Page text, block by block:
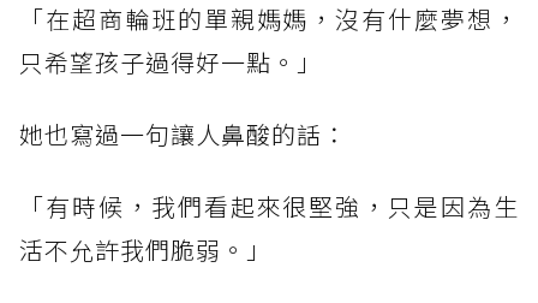
「在超商輪班的單親媽媽，沒有什麼夢想，
只希望孩子過得好一點。」
她也寫過一句讓人鼻酸的話：
「有時候，我們看起來很堅強，只是因為生
活不允許我們脆弱。」